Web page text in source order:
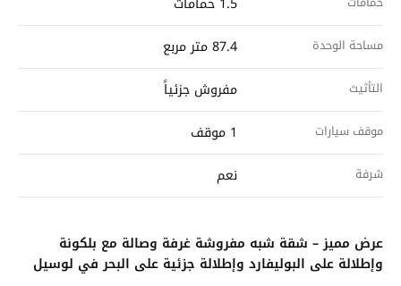
مساحة الوحدة 87.4 متر مربع
التأثيث مفروش جزئياً
موقف سيارات 1 موقف
شرفة نعم
عرض مميز – شقة شبه مفروشة غرفة وصالة مع بلكونة
وإطلالة على البوليفارد وإطلالة جزئية على البحر في لوسيل